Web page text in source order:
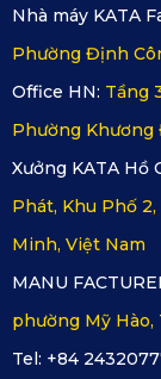
Original Car Line
đồng bộ về kiểu
hài hòa.
Nhà máy KATA
Phường Định
Office HN: Tầng
Phường Khương
Xưởng KATA Hồ
Phát, Khu Phố
Minh, Việt Nam
MANU
phường Mỹ Hào,
Tel: +84